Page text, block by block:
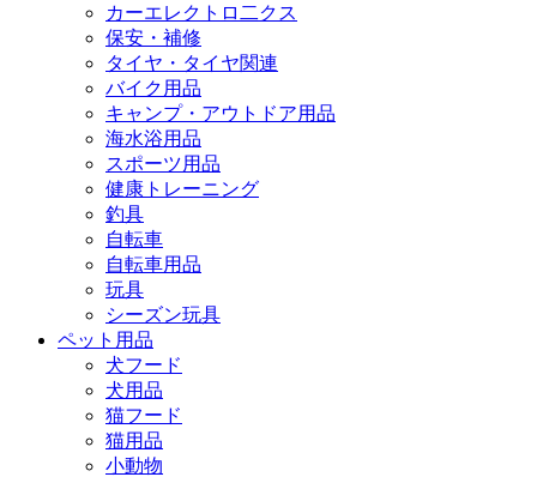
カーエレクトロ二クス
保安・補修
タイヤ・タイヤ関連
バイク用品
キャンプ・アウトドア用品
海水浴用品
スポーツ用品
健康トレーニング
釣具
自転車
自転車用品
玩具
シーズン玩具
ペット用品
犬フード
犬用品
猫フード
猫用品
小動物